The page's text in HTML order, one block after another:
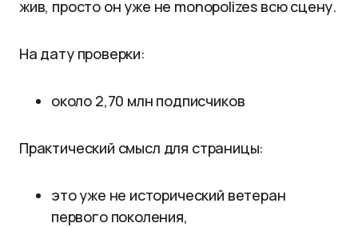
жив, просто он уже не monopolizes всю сцену.
На дату проверки:
около 2,70 млн подписчиков
Практический смысл для страницы:
это уже не исторический ветеран
первого поколения,